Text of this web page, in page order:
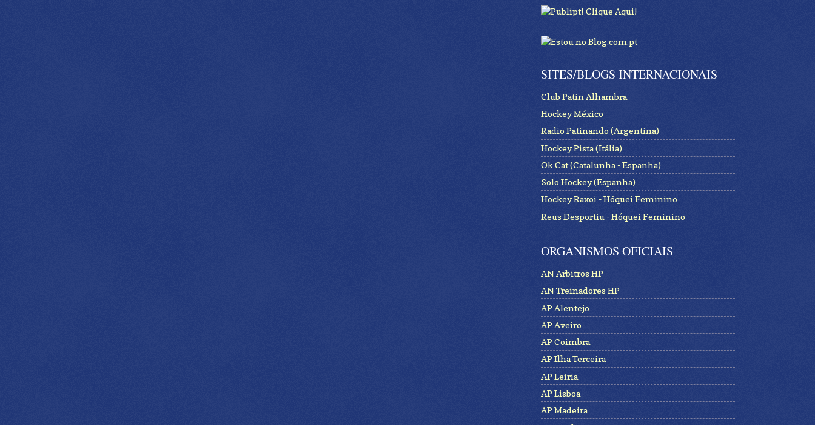
SITES/BLOGS INTERNACIONAIS
Club Patin Alhambra
Hockey México
Radio Patinando (Argentina)
Hockey Pista (Itália)
Ok Cat (Catalunha - Espanha)
Solo Hockey (Espanha)
Hockey Raxoi - Hóquei Feminino
Reus Desportiu - Hóquei Feminino
ORGANISMOS OFICIAIS
AN Arbitros HP
AN Treinadores HP
AP Alentejo
AP Aveiro
AP Coimbra
AP Ilha Terceira
AP Leiria
AP Lisboa
AP Madeira